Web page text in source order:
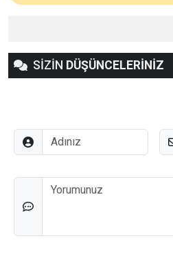
SİZİN DÜŞÜNCELERİNİZ
Adınız
Düşünceleriniz